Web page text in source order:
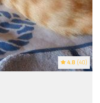
4.8 (40)